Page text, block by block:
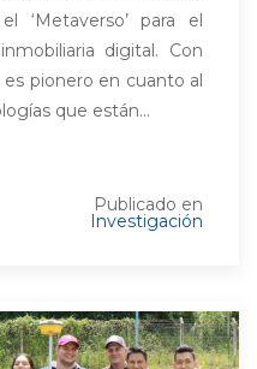
‘Metaverso’ para el
digital. Con
pionero en cuanto al
que están...
Publicado en
Investigación